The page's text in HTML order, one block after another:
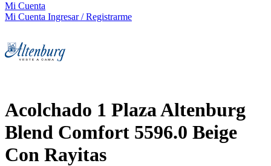
Mi Cuenta
Mi Cuenta Ingresar / Registrarme
Acolchado 1 Plaza Altenburg
Blend Comfort 5596.0 Beige
Con Rayitas